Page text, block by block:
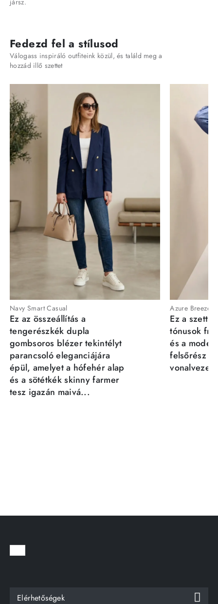
Fedezd fel a stílusod
Válogass inspiráló outfiteink közül, és találd meg a
hozzád illő szettet
Navy Smart Casual
Ez az összeállítás a
tengerészkék dupla
gombsoros blézer tekintélyt
parancsoló eleganciájára
épül, amelyet a hófehér alap
és a sötétkék skinny farmer
tesz igazán maivá...
Azure Breeze
Ez a szett
tónusok
és a
felsőrész
Elérhetőségek